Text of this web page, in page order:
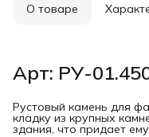
О товаре
Арт: РУ-
Рустовый камень для
кладку из крупных
здания, что придает